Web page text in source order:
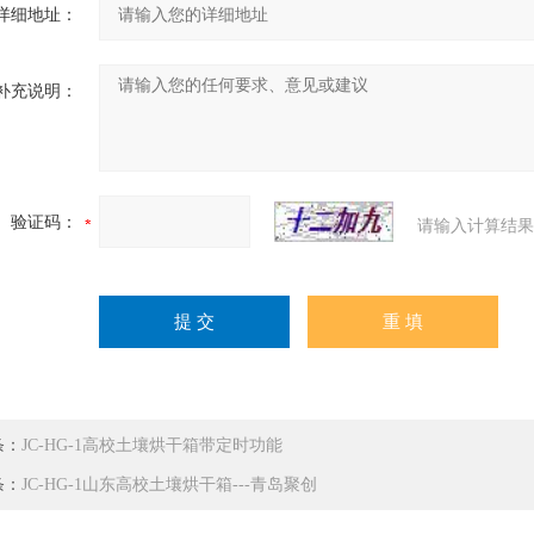
细地址：
充说明：
验证码： 请输入计算结
JC-HG-1高校土壤烘干箱带定时功能
JC-HG-1山东高校土壤烘干箱---青岛聚创